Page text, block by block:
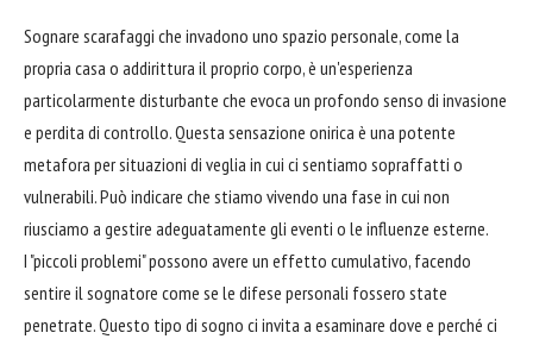
Sognare scarafaggi che invadono uno spazio personale, come la
propria casa o addirittura il proprio corpo, è un'esperienza
particolarmente disturbante che evoca un profondo senso di invasione
e perdita di controllo. Questa sensazione onirica è una potente
metafora per situazioni di veglia in cui ci sentiamo sopraffatti o
vulnerabili. Può indicare che stiamo vivendo una fase in cui non
riusciamo a gestire adeguatamente gli eventi o le influenze esterne.
I "piccoli problemi" possono avere un effetto cumulativo, facendo
sentire il sognatore come se le difese personali fossero state
penetrate. Questo tipo di sogno ci invita a esaminare dove e perché ci